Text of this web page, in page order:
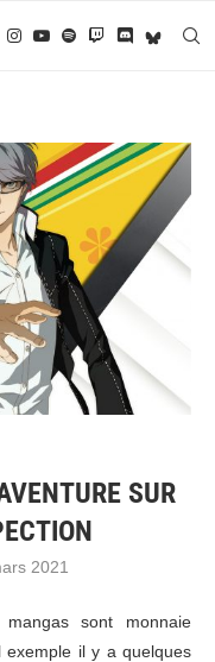
SUR
2021
sont monnaie
exemple il y a quelques